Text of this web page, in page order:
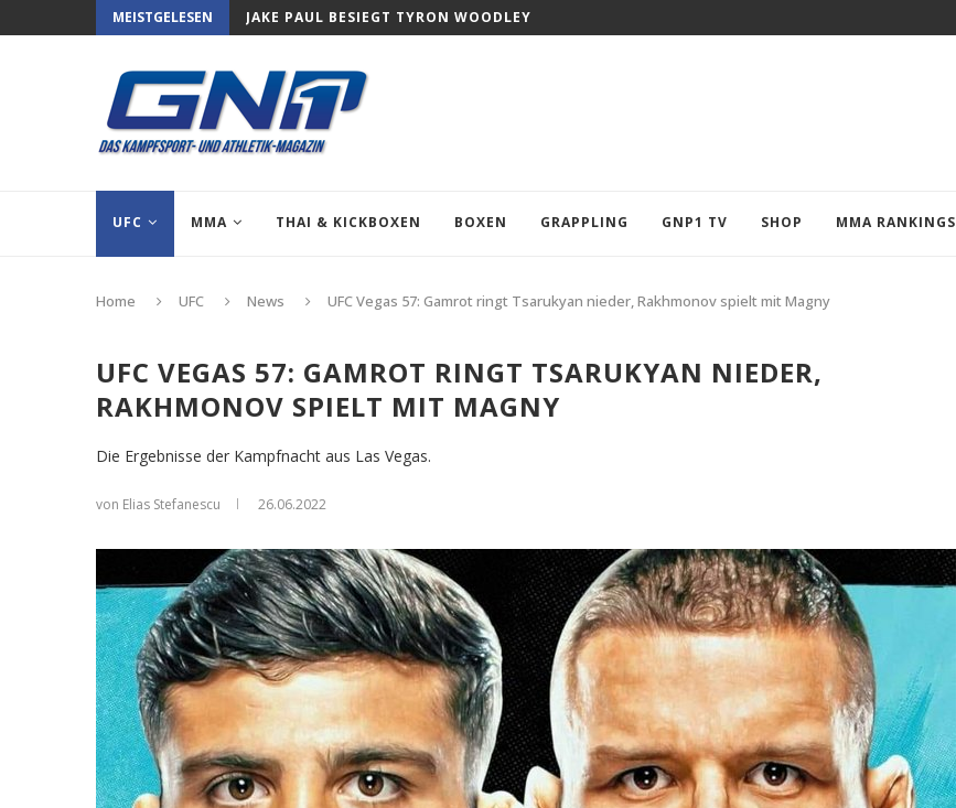
MEISTGELESEN JAKE PAUL BESIEGT TYRON WOODLEY
UFC MMA THAI & KICKBOXEN BOXEN GRAPPLING GNP1 TV SHOP MMA RANKINGS
Home UFC News UFC Vegas 57: Gamrot ringt Tsarukyan nieder, Rakhmonov spielt mit Magny
UFC VEGAS 57: GAMROT RINGT TSARUKYAN NIEDER,
RAKHMONOV SPIELT MIT MAGNY
Die Ergebnisse der Kampfnacht aus Las Vegas.
von Elias Stefanescu 26.06.2022